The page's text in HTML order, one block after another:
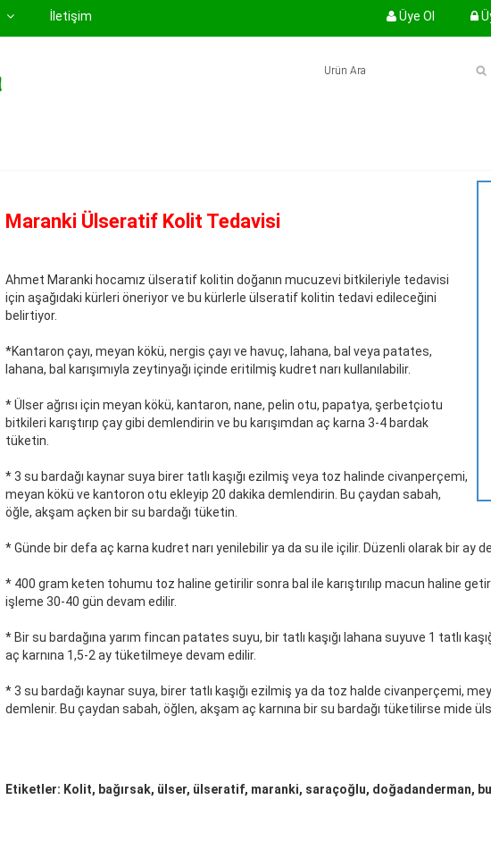
İletişim Üye Ol
Maranki Ülseratif Kolit Tedavisi
Ahmet Maranki hocamız ülseratif kolitin doğanın mucuzevi bitkileriyle tedavisi
için aşağıdaki kürleri öneriyor ve bu kürlerle ülseratif kolitin tedavi edileceğini
belirtiyor.
*Kantaron çayı, meyan kökü, nergis çayı ve havuç, lahana, bal veya patates,
lahana, bal karışımıyla zeytinyağı içinde eritilmiş kudret narı kullanılabilir.
* Ülser ağrısı için meyan kökü, kantaron, nane, pelin otu, papatya, şerbetçiotu
bitkileri karıştırıp çay gibi demlendirin ve bu karışımdan aç karna 3-4 bardak
tüketin.
* 3 su bardağı kaynar suya birer tatlı kaşığı ezilmiş veya toz halinde civanperçemi,
meyan kökü ve kantoron otu ekleyip 20 dakika demlendirin. Bu çaydan sabah,
öğle, akşam açken bir su bardağı tüketin.
* Günde bir defa aç karna kudret narı yenilebilir ya da su ile içilir. Düzenli olarak bir ay
* 400 gram keten tohumu toz haline getirilir sonra bal ile karıştırılıp macun haline
işleme 30-40 gün devam edilir.
* Bir su bardağına yarım fincan patates suyu, bir tatlı kaşığı lahana suyuve 1 tatlı
aç karnına 1,5-2 ay tüketilmeye devam edilir.
* 3 su bardağı kaynar suya, birer tatlı kaşığı ezilmiş ya da toz halde civanperçemi,
demlenir. Bu çaydan sabah, öğlen, akşam aç karnına bir su bardağı tüketilirse mide
Etiketler: Kolit, bağırsak, ülser, ülseratif, maranki, saraçoğlu, doğadanderman,